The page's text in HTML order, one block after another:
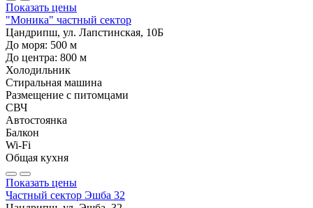
Показать цены
"Моника" частный сектор
Цандрипш, ул. Лапстинская, 10Б
До моря: 500 м
До центра: 800 м
Холодильник
Стиральная машина
Размещение с питомцами
СВЧ
Автостоянка
Балкон
Wi-Fi
Общая кухня
Показать цены
Частный сектор Эшба 32